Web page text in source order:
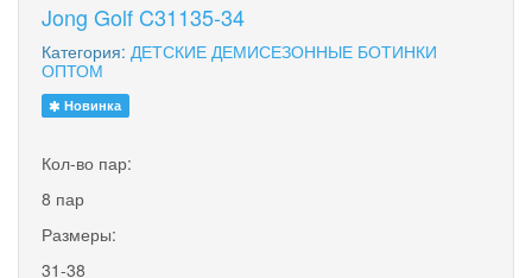
Jong Golf C31135-34
Категория: ДЕТСКИЕ ДЕМИСЕЗОННЫЕ БОТИНКИ
ОПТОМ
Новинка
Кол-во пар:
8 пар
Размеры:
31-38